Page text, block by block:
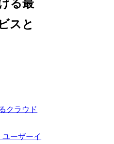
る最
スと
クラウド
ーザーイ